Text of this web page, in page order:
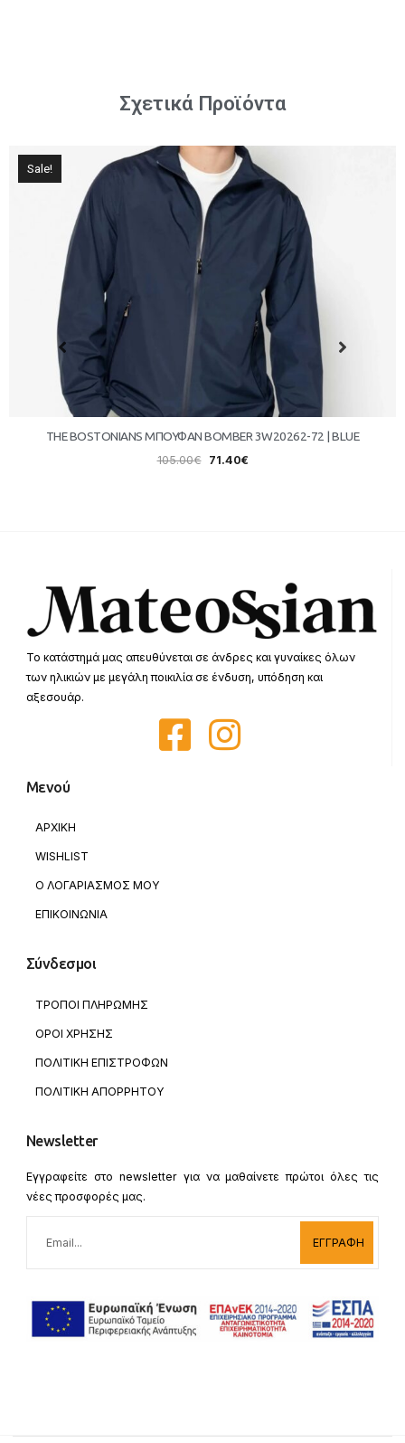
Σχετικά Προϊόντα
Sale!
THE BOSTONIANS ΜΠΟΥΦΑΝ BOMBER 3W20262-72 | BLUE
105.00€ 71.40€
Το κατάστημά μας απευθύνεται σε άνδρες και γυναίκες όλων
των ηλικιών με μεγάλη ποικιλία σε ένδυση, υπόδηση και
αξεσουάρ.
Μενού
ΑΡΧΙΚΗ
WISHLIST
Ο ΛΟΓΑΡΙΑΣΜΟΣ ΜΟΥ
ΕΠΙΚΟΙΝΩΝΙΑ
Σύνδεσμοι
ΤΡΟΠΟΙ ΠΛΗΡΩΜΗΣ
ΟΡΟΙ ΧΡΗΣΗΣ
ΠΟΛΙΤΙΚΗ ΕΠΙΣΤΡΟΦΩΝ
ΠΟΛΙΤΙΚΗ ΑΠΟΡΡΗΤΟΥ
Newsletter
Εγγραφείτε στο newsletter για να μαθαίνετε πρώτοι όλες τις
νέες προσφορές μας.
ΕΓΓΡΑΦΗ